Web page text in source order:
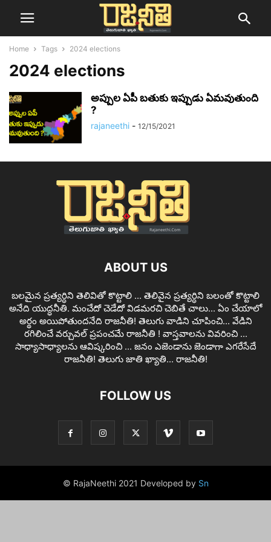
Home Tags 2024 elections
2024 elections
అప్పుల ఏపీ బతుకు ఇప్పుడు ఏమవుతుంది
?
rajaneethi - 12/15/2021
ABOUT US
బలమైన ప్రత్యర్ధిని తెలివితో కొట్టాలి ... తెలివైన ప్రత్యర్ధిని బలంతో కొట్టాలి
అనేది యుద్ధనీతి. మంచేదో చెడేదో విడమరచి చెబితే చాలు... ఏం చేయాలో
అర్థం అయిపోతుందనేది రాజనీతి! తెలుగు వాడిని చూపించి... వేడిని
రగిలించే వర్చువల్ ప్రపంచమే రాజనీతి ! వాస్తవాలను వివరించి ...
సాధ్యాసాధ్యాలను ఆవిష్కరించి ... జనం ఎజెండాను జెండాగా ఎగరేసేదే
రాజనీతి! తెలుగు జాతి ఖ్యాతి... రాజనీతి!
FOLLOW US
© RajaNeethi 2021 Developed by Sn